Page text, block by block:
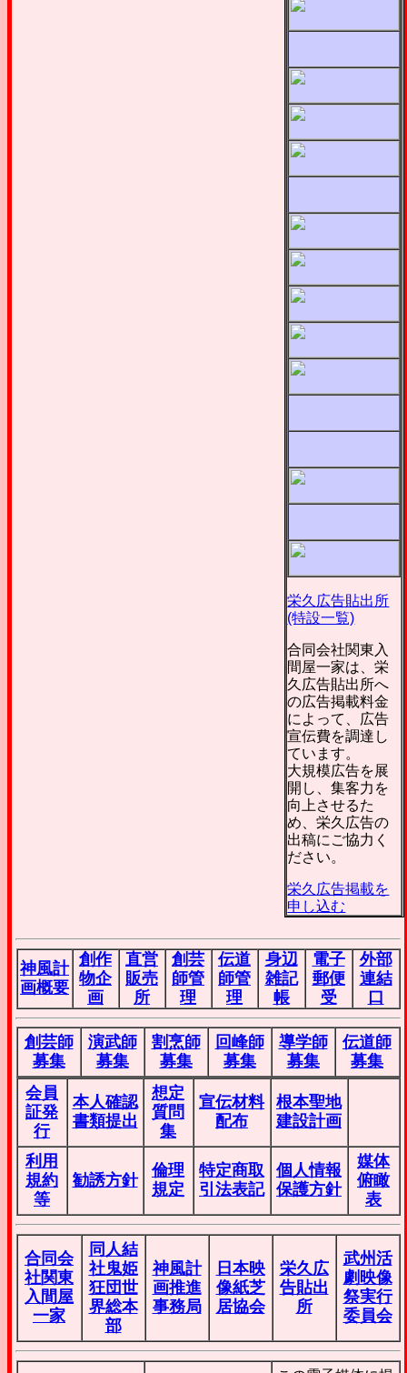
栄久広告貼出所
(特設一覧)
合同会社関東入
間屋一家は、栄
久広告貼出所へ
の広告掲載料金
によって、広告
宣伝費を調達し
ています。
大規模広告を展
開し、集客力を
向上させるた
め、栄久広告の
出稿にご協力く
ださい。
栄久広告掲載を
申し込む
神風計
画概要
創作
物企
画
直営
販売
所
創芸
師管
理
伝道
師管
理
身辺
雑記
帳
電子
郵便
受
外部
連結
口
創芸師
募集
演武師
募集
割烹師
募集
回峰師
募集
導学師
募集
伝道師
募集
会員
証発
行
本人確認
書類提出
想定
質問
集
宣伝材料
配布
根本聖地
建設計画
利用
規約
等
勧誘方針
倫理
規定
特定商取
引法表記
個人情報
保護方針
媒体
俯瞰
表
合同会
社関東
入間屋
一家
同人結
社鬼姫
狂団世
界総本
部
神風計
画推進
事務局
日本映
像紙芝
居協会
栄久広
告貼出
所
武州活
劇映像
祭実行
委員会